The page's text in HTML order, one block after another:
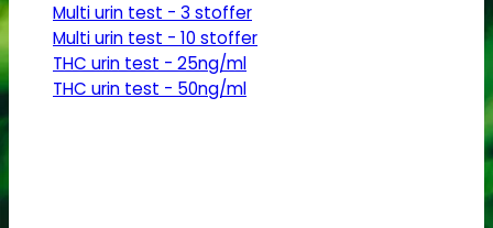
Multi urin test - 3 stoffer
Multi urin test - 10 stoffer
THC urin test - 25ng/ml
THC urin test - 50ng/ml